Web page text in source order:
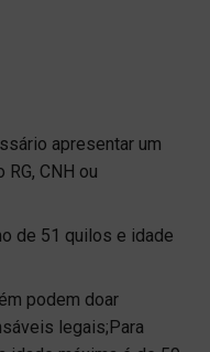
apresentar um
CNH ou
de 51 quilos e idade
podem doar
legais;Para